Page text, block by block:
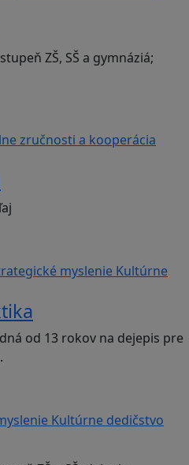
ZŠ, SŠ a gymnáziá;
zručnosti a kooperácia
myslenie Kultúrne
od 13 rokov na dejepis pre
Kultúrne dedičstvo